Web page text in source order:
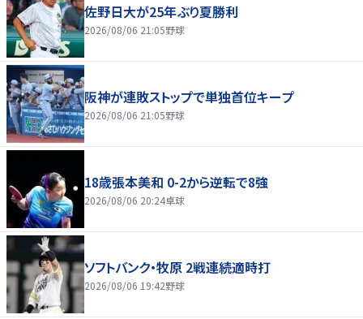
佐野日大が25年ぶり夏勝利
2026/08/06 21:05野球
阪神が連敗ストップで単独首位キープ
2026/08/06 21:05野球
18歳張本美和 0-2から逆転で8強
2026/08/06 20:24卓球
ソフトバンク・牧原 2戦連続適時打
2026/08/06 19:42野球